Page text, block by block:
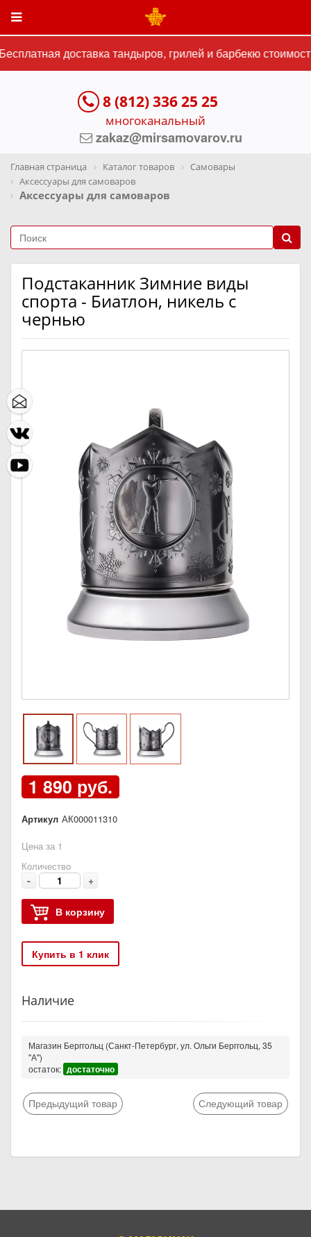
доставка тандыров, грилей и барбекю
8 (812) 336 25 25
многоканальный
zakaz@mirsamovarov.ru
Главная страница Каталог товаров
Самовары
Аксессуары для самоваров
Аксессуары для самоваров
Подстаканник Зимние виды
спорта - Биатлон, никель с
чернью
1 890 руб.
Артикул АК000011310
Цена за 1
Количество
- +
В корзину
Купить в 1 клик
Наличие
Магазин Берггольц (Санкт-Петербург, ул. Ольги Берггольц, 35
"А")
остаток: достаточно
Предыдущий товар Следующий товар